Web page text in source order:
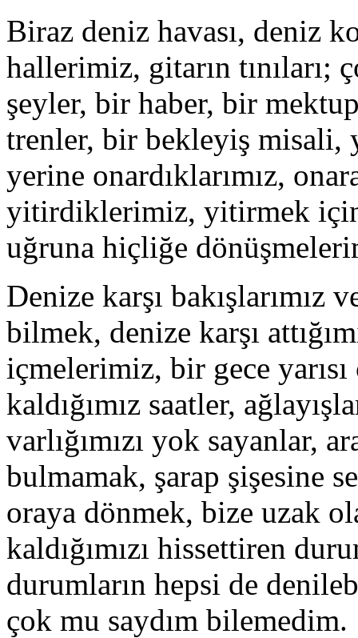
Biraz deniz havası, deniz
hallerimiz, gitarın tınıları;
şeyler, bir haber, bir
trenler, bir bekleyiş misali,
yerine onardıklarımız,
yitirdiklerimiz, yitirmek için
uğruna hiçliğe
Denize karşı bakışlarımız
bilmek, denize karşı
içmelerimiz, bir gece
kaldığımız saatler,
varlığımızı yok sayanlar,
bulmamak, şarap şişesine
oraya dönmek, bize uzak
kaldığımızı hissettiren
durumların hepsi de
çok mu saydım bilemedim.